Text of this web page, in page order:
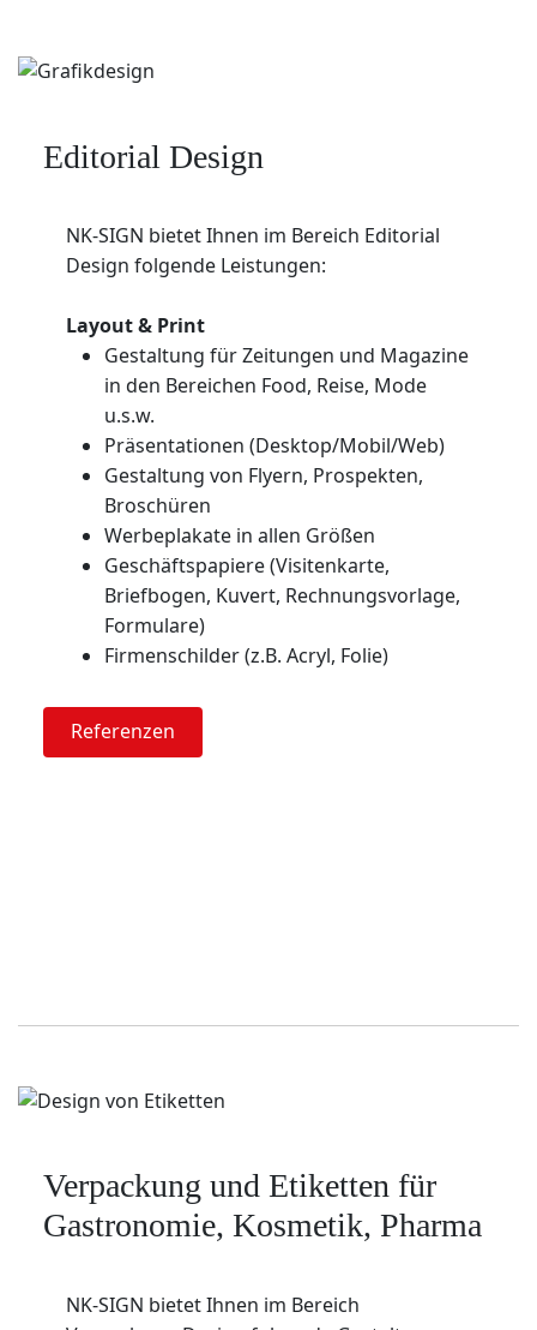
Editorial Design
NK-SIGN bietet Ihnen im Bereich Editorial
Design folgende Leistungen:
Layout & Print
Gestaltung für Zeitungen und Magazine
in den Bereichen Food, Reise, Mode
u.s.w.
Präsentationen (Desktop/Mobil/Web)
Gestaltung von Flyern, Prospekten,
Broschüren
Werbeplakate in allen Größen
Geschäftspapiere (Visitenkarte,
Briefbogen, Kuvert, Rechnungsvorlage,
Formulare)
Firmenschilder (z.B. Acryl, Folie)
Referenzen
Verpackung und Etiketten für
Gastronomie, Kosmetik, Pharma
NK-SIGN bietet Ihnen im Bereich